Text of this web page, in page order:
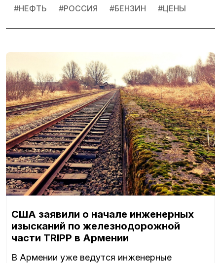
#НЕФТЬ #РОССИЯ #БЕНЗИН #ЦЕНЫ
США заявили о начале инженерных
изысканий по железнодорожной
части TRIPP в Армении
В Армении уже ведутся инженерные